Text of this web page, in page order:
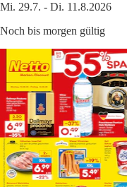
Mi. 29.7. - Di. 11.8.2026
Noch bis morgen gültig